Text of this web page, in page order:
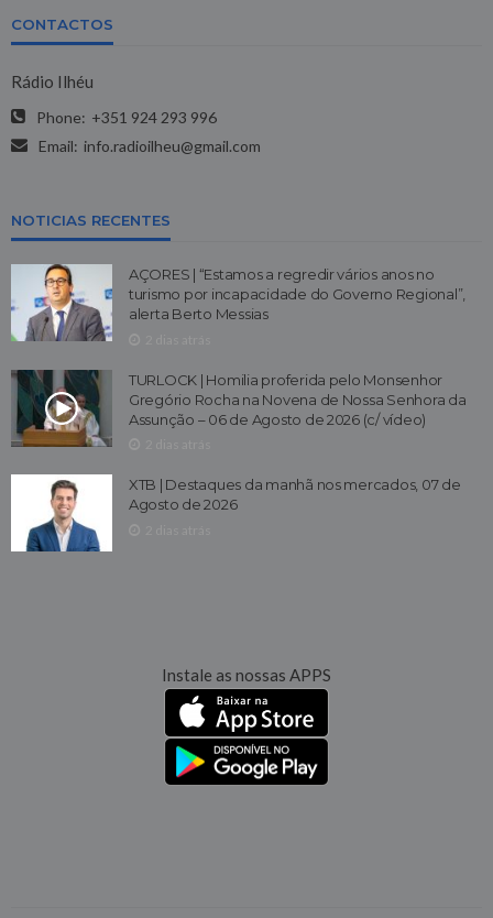
CONTACTOS
Rádio Ilhéu
Phone: +351 924 293 996
Email: info.radioilheu@gmail.com
NOTICIAS RECENTES
AÇORES | “Estamos a regredir vários anos no
turismo por incapacidade do Governo Regional”,
alerta Berto Messias
TURLOCK | Homilia proferida pelo Monsenhor
Gregório Rocha na Novena de Nossa Senhora da
Assunção – 06 de Agosto de 2026 (c/ vídeo)
XTB | Destaques da manhã nos mercados, 07 de
Agosto de 2026
Instale as nossas APPS